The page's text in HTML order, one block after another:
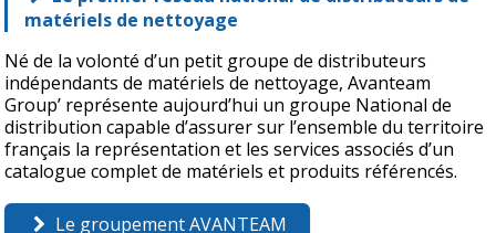
matériels de nettoyage
Né de la volonté d’un petit groupe de distributeurs
indépendants de matériels de nettoyage, Avanteam
Group’ représente aujourd’hui un groupe National de
distribution capable d’assurer sur l’ensemble du territoire
français la représentation et les services associés d’un
catalogue complet de matériels et produits référencés.
Le groupement AVANTEAM